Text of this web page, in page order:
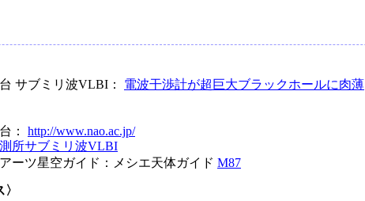
サブミリ波VLBI： 電波干渉計が超巨大ブラックホールに肉薄
： http://www.nao.ac.jp/
所サブミリ波VLBI
ーツ星空ガイド：メシエ天体ガイド M87